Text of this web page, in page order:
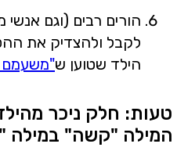
הורים רבים (וגם
לקבל ולהצדיק את
הילד שטוען ש"משעמם
טעות: חלק ניכר
המילה "קשה" במילה